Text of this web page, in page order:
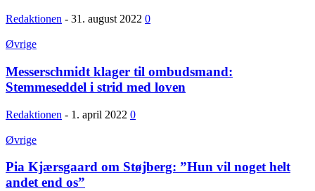
Redaktionen - 31. august 2022 0
Øvrige
Messerschmidt klager til ombudsmand:
Stemmeseddel i strid med loven
Redaktionen - 1. april 2022 0
Øvrige
Pia Kjærsgaard om Støjberg: ”Hun vil noget helt
andet end os”